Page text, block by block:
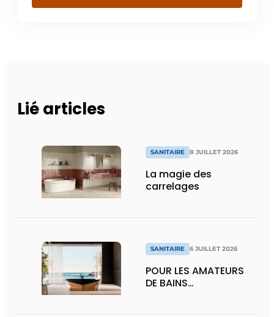
Lié articles
SANITAIRE 8 JUILLET 2026
La magie des
carrelages
SANITAIRE 6 JUILLET 2026
POUR LES AMATEURS
DE BAINS…